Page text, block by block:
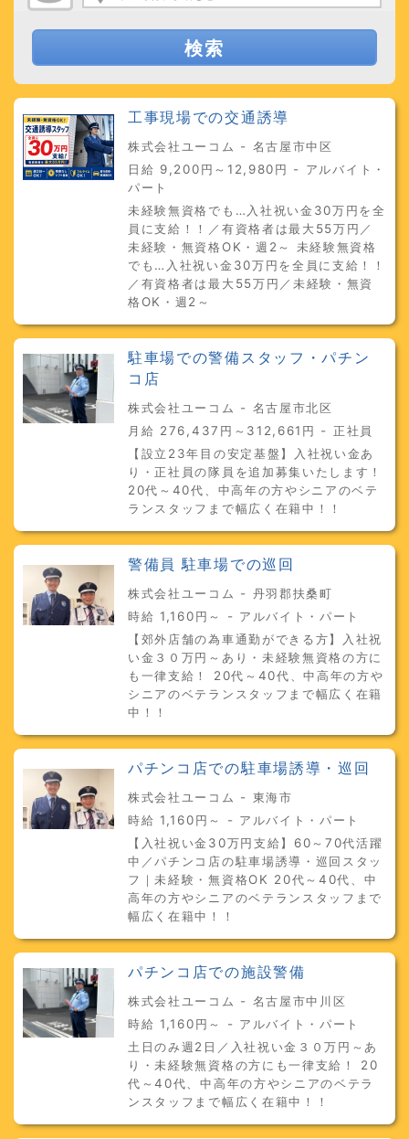
検索
工事現場での交通誘導
株式会社ユーコム - 名古屋市中区
日給 9,200円～12,980円 - アルバイト・
パート
未経験無資格でも…入社祝い金30万円を全
員に支給！！／有資格者は最大55万円／
未経験・無資格OK・週2～ 未経験無資格
でも…入社祝い金30万円を全員に支給！！
／有資格者は最大55万円／未経験・無資
格OK・週2～
駐車場での警備スタッフ・パチン
コ店
株式会社ユーコム - 名古屋市北区
月給 276,437円～312,661円 - 正社員
【設立23年目の安定基盤】入社祝い金あ
り・正社員の隊員を追加募集いたします！
20代～40代、中高年の方やシニアのベテ
ランスタッフまで幅広く在籍中！！
警備員 駐車場での巡回
株式会社ユーコム - 丹羽郡扶桑町
時給 1,160円～ - アルバイト・パート
【郊外店舗の為車通勤ができる方】入社祝
い金３０万円～あり・未経験無資格の方に
も一律支給！ 20代～40代、中高年の方や
シニアのベテランスタッフまで幅広く在籍
中！！
パチンコ店での駐車場誘導・巡回
株式会社ユーコム - 東海市
時給 1,160円～ - アルバイト・パート
【入社祝い金30万円支給】60～70代活躍
中／パチンコ店の駐車場誘導・巡回スタッ
フ｜未経験・無資格OK 20代～40代、中
高年の方やシニアのベテランスタッフまで
幅広く在籍中！！
パチンコ店での施設警備
株式会社ユーコム - 名古屋市中川区
時給 1,160円～ - アルバイト・パート
土日のみ週2日／入社祝い金３０万円～あ
り・未経験無資格の方にも一律支給！ 20
代～40代、中高年の方やシニアのベテラ
ンスタッフまで幅広く在籍中！！